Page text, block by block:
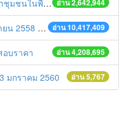
อ่าน 2,642,944
ฟ้าบริษัท โรจนะเพาเวอร์ จำกัด
อ่าน 10,417,409
รของราชการฯ ประจำปีงบประมาณ พ.ศ. 2558
อ่าน 4,208,695
บราคา
อ่าน 5,767
มกราคม 2560